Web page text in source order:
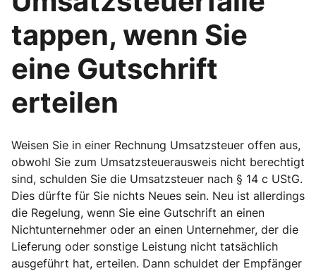
tappen, wenn Sie
eine Gutschrift
erteilen
Weisen Sie in einer Rechnung Umsatzsteuer offen aus,
obwohl Sie zum Umsatzsteuerausweis nicht berechtigt
sind, schulden Sie die Umsatzsteuer nach § 14 c UStG.
Dies dürfte für Sie nichts Neues sein. Neu ist allerdings
die Regelung, wenn Sie eine Gutschrift an einen
Nichtunternehmer oder an einen Unternehmer, der die
Lieferung oder sonstige Leistung nicht tatsächlich
ausgeführt hat, erteilen. Dann schuldet der Empfänger